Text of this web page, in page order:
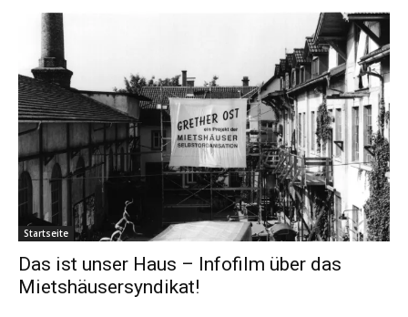
Startseite
Das ist unser Haus – Infofilm über das
Mietshäusersyndikat!